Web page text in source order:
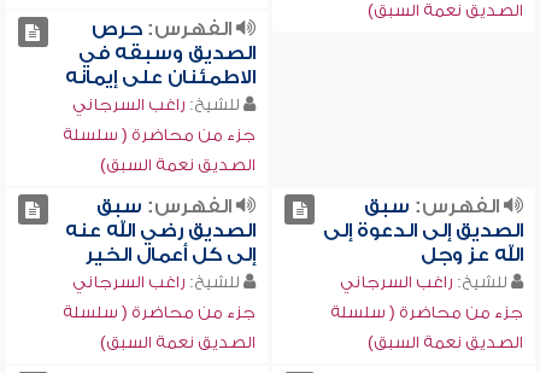
الصديق نعمة السبق)
الفهرس:حرص
الصديق وسبقه في
الاطمئنان على إيمانه
للشيخ: راغب السرجاني
جزء من محاضرة ( سلسلة
الصديق نعمة السبق)
الفهرس: سبق
الصديق إلى الدعوة إلى
الله عز وجل
للشيخ: راغب السرجاني
جزء من محاضرة ( سلسلة
الصديق نعمة السبق)
الفهرس: سبق
الصديق رضي الله عنه
إلى كل أعمال الخير
للشيخ: راغب السرجاني
جزء من محاضرة ( سلسلة
الصديق نعمة السبق)